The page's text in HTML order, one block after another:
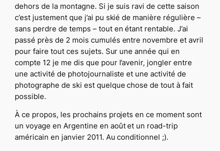
dehors de la montagne. Si je suis ravi de cette saison
c’est justement que j’ai pu skié de manière régulière –
sans perdre de temps – tout en étant rentable. J’ai
passé près de 2 mois cumulés entre novembre et avril
pour faire tout ces sujets. Sur une année qui en
compte 12 je me dis que pour l’avenir, jongler entre
une activité de photojournaliste et une activité de
photographe de ski est quelque chose de tout à fait
possible.
À ce propos, les prochains projets en ce moment sont
un voyage en Argentine en août et un road-trip
américain en janvier 2011. Au conditionnel ;).